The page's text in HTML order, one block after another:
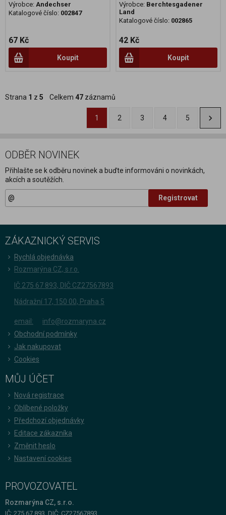
Výrobce: Andechser
Katalogové číslo: 002847
67 Kč
Koupit
Výrobce: Berchtesgadener
Land
Katalogové číslo: 002865
42 Kč
Koupit
Strana 1 z 5 Celkem 47 záznamů
1 2 3 4 5
ODBĚR NOVINEK
Přihlašte se k odběru novinek a buďte informováni o novinkách,
akcích a soutěžích.
Registrovat
ZÁKAZNICKÝ SERVIS
Rychlá objednávka
Rozmarýna CZ, s.r.o.
IČ 275 67 893, DIČ CZ27567893
Nádražní 17, 150 00, Praha 5
email:
info@rozmaryna.cz
Obchodní podmínky
Jak nakupovat
Cookies
MŮJ ÚČET
Nová registrace
Oblíbené položky
Předchozí objednávky
Editace zákazníka
Změnit heslo
Nastavení cookies
PROVOZOVATEL
Rozmarýna CZ, s.r.o.
IČ: 275 67 893, DIČ: CZ27567893